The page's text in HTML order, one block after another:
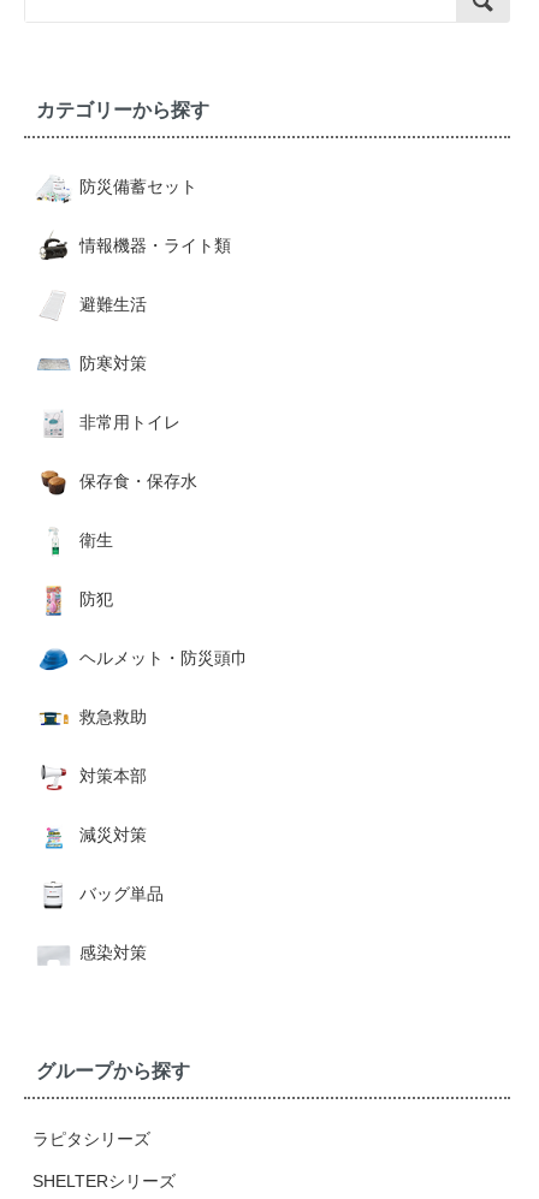
カテゴリーから探す
防災備蓄セット
情報機器・ライト類
避難生活
防寒対策
非常用トイレ
保存食・保存水
衛生
防犯
ヘルメット・防災頭巾
救急救助
対策本部
減災対策
バッグ単品
感染対策
グループから探す
ラピタシリーズ
SHELTERシリーズ